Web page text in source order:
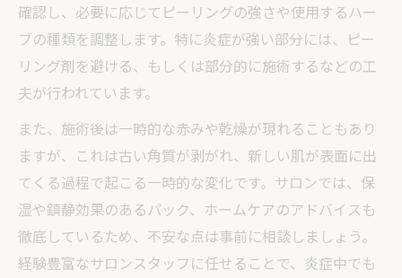
確認し、必要に応じてピーリングの強さや使用するハー
ブの種類を調整します。特に炎症が強い部分には、ピー
リング剤を避ける、もしくは部分的に施術するなどの工
夫が行われています。
また、施術後は一時的な赤みや乾燥が現れることもあり
ますが、これは古い角質が剥がれ、新しい肌が表面に出
てくる過程で起こる一時的な変化です。サロンでは、保
湿や鎮静効果のあるパック、ホームケアのアドバイスも
徹底しているため、不安な点は事前に相談しましょう。
経験豊富なサロンスタッフに任せることで、炎症中でも